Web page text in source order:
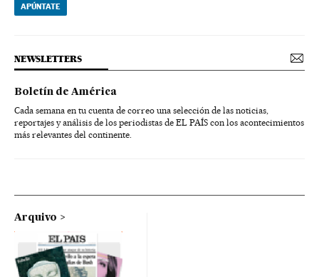
APÚNTATE
NEWSLETTERS
Boletín de América
Cada semana en tu cuenta de correo una selección de las noticias,
reportajes y análisis de los periodistas de EL PAÍS con los acontecimientos
más relevantes del continente.
Arquivo